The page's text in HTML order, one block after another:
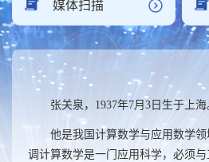
媒体扫描
张关泉， 1937年7月 3 日生于上海
他是我国计算数学与应用数学
调计算数学是一门应用科学，必须